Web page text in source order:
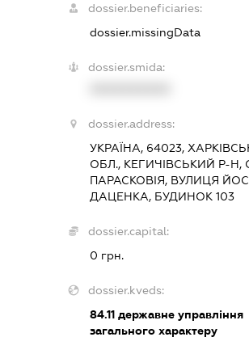
dossier.beneficiaries:
dossier.missingData
dossier.smida:
dossier.address:
УКРАЇНА, 64023,
ОБЛ., КЕГИЧІВСЬКИЙ Р-Н,
ПАРАСКОВІЯ, ВУЛИЦЯ
ДАЦЕНКА, БУДИНОК 103
dossier.capital:
0 грн.
dossier.kveds:
84.11державне управління
загального характеру